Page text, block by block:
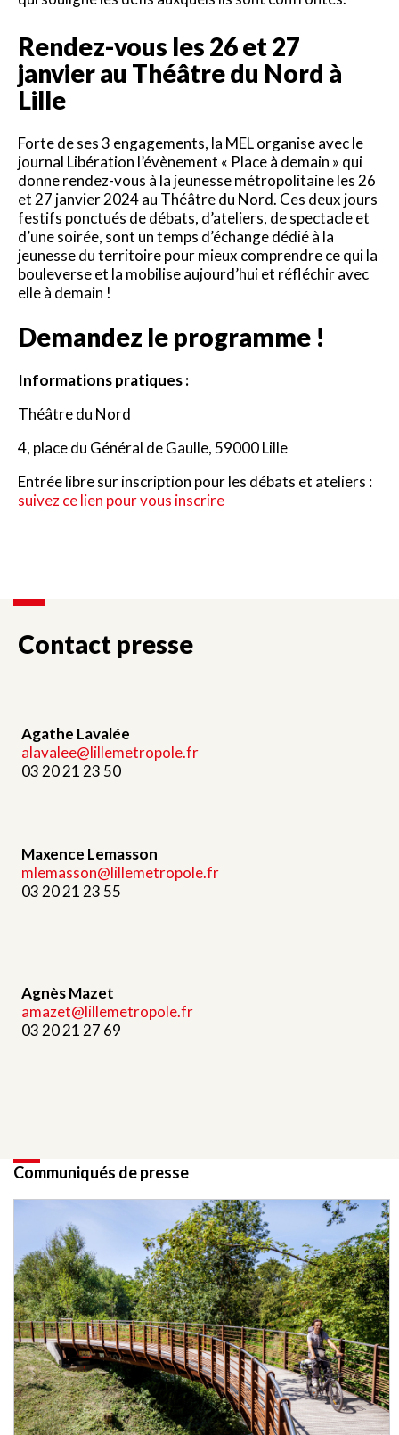
Rendez-vous les 26 et 27
janvier au Théâtre du Nord à
Lille
Forte de ses 3 engagements, la MEL organise avec le
journal Libération l’évènement « Place à demain » qui
donne rendez-vous à la jeunesse métropolitaine les 26
et 27 janvier 2024 au Théâtre du Nord. Ces deux jours
festifs ponctués de débats, d’ateliers, de spectacle et
d’une soirée, sont un temps d’échange dédié à la
jeunesse du territoire pour mieux comprendre ce qui la
bouleverse et la mobilise aujourd’hui et réfléchir avec
elle à demain !
Demandez le programme !
Informations pratiques :
Théâtre du Nord
4, place du Général de Gaulle, 59000 Lille
Entrée libre sur inscription pour les débats et ateliers :
suivez ce lien pour vous inscrire
Contact presse
Agathe Lavalée
alavalee@lillemetropole.fr
03 20 21 23 50
Maxence Lemasson
mlemasson@lillemetropole.fr
03 20 21 23 55
Agnès Mazet
amazet@lillemetropole.fr
03 20 21 27 69
Communiqués de presse